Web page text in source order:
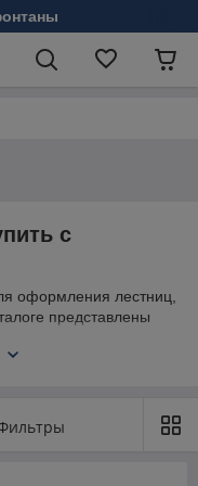
с
оформления лестниц,
представлены
с доставкой.
и